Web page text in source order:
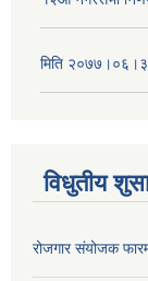
मिति
विधुतीय
रोजगार संयोजक